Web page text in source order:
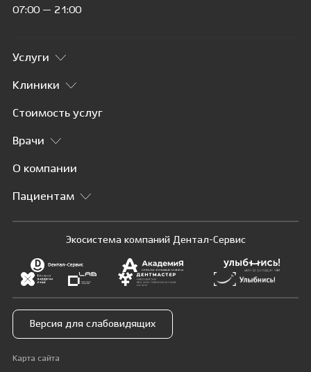
07:00 — 21:00
Услуги
Клиники
Стоимость услуг
Врачи
О компании
Пациентам
Экосистема компаний Дентал-Сервис
Версия для слабовидящих
Карта сайта